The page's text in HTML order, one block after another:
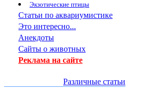
Экзотические птицы
Статьи по аквариумистике
Это интересно...
Анекдоты
Сайты о животных
Реклама на сайте
Различные статьи